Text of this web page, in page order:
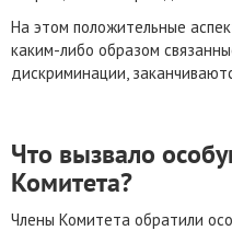
На этом положительные
каким-либо образом
дискриминации,
Что вызвало
Комитета?
Члены Комитета обратили